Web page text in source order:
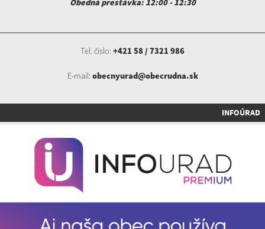
Obedná prestávka: 12:00 - 12:30
Tel. číslo: +421 58 / 7321 986
E-mail: obecnyurad@obecrudna.sk
INFOÚRAD